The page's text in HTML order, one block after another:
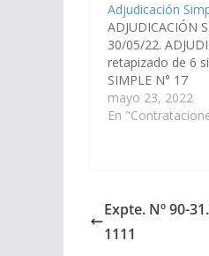
Adjudicación
ADJUDICACIÓN
30/05/22.
retapizado de 6
SIMPLE N° 17
mayo 23, 2022
En
Expte. Nº 90-
1111